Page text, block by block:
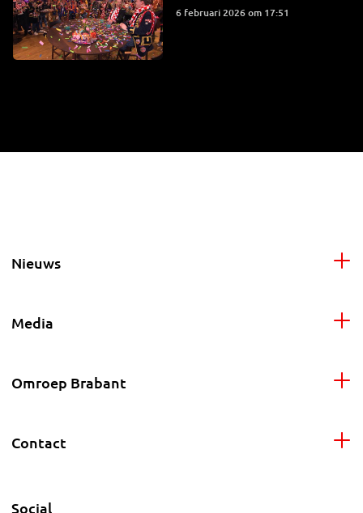
6 februari 2026 om 17:51
Nieuws
Media
Omroep Brabant
Contact
Social